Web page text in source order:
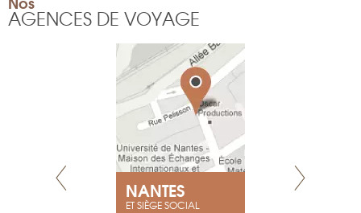
AGENCES DE VOYAGE
NANTES
ET SIÈGE SOCIAL